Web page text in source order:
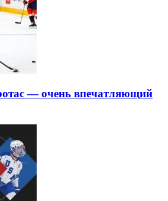
— очень впечатляющий